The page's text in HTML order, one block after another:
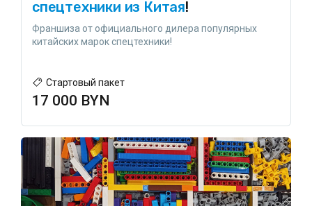
спецтехники из Китая!
Франшиза от официального дилера популярных
китайских марок спецтехники!
Стартовый пакет
17 000 BYN